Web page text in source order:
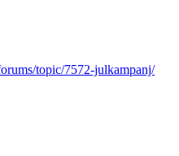
topic/7572-julkampanj/